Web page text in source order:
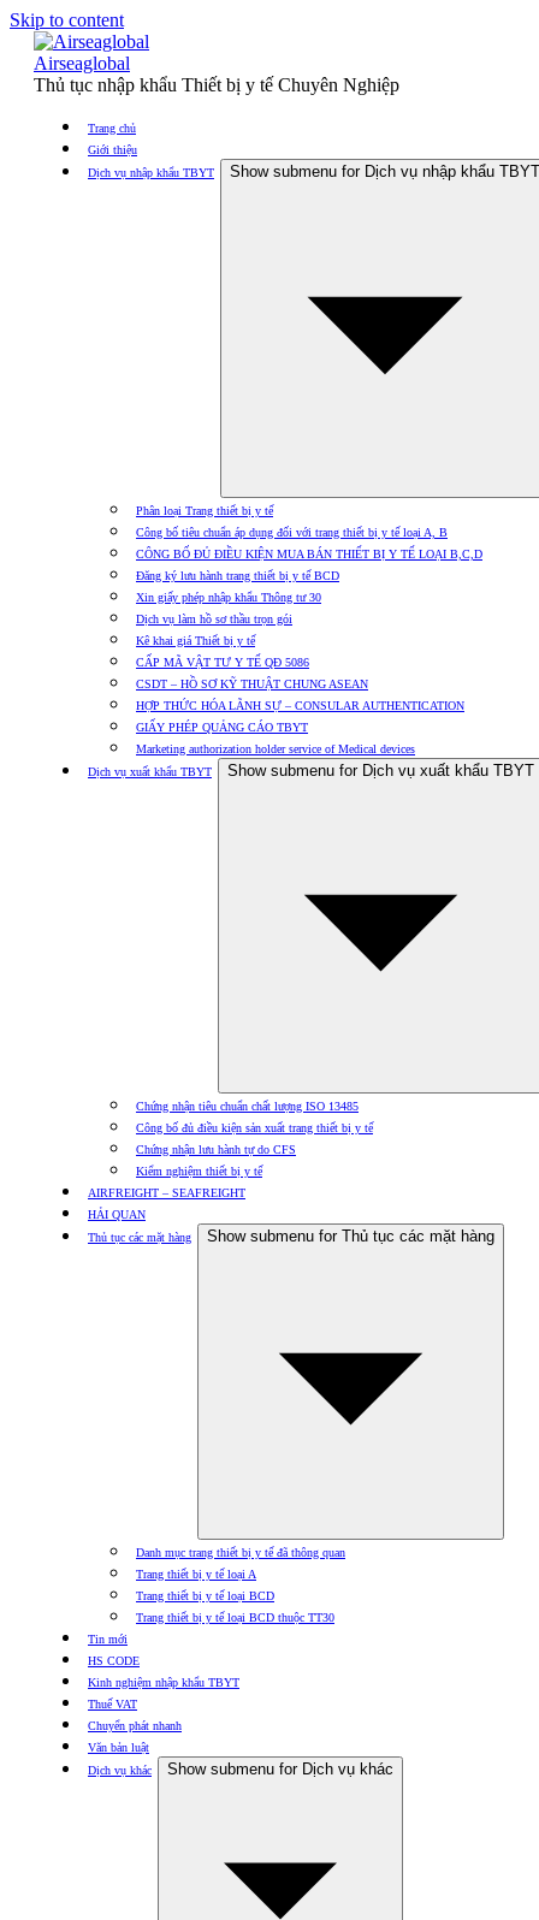
Skip to content
Airseaglobal
Thủ tục nhập khẩu Thiết bị y tế Chuyên Nghiệp
Trang chủ
Giới thiệu
Dịch vụ nhập khẩu TBYT
Show submenu for Dịch vụ nhập khẩu TBYT
Phân loại Trang thiết bị y tế
Công bố tiêu chuẩn áp dụng đối với trang thiết bị y tế loại A, B
CÔNG BỐ ĐỦ ĐIỀU KIỆN MUA BÁN THIẾT BỊ Y TẾ LOẠI B,C,D
Đăng ký lưu hành trang thiết bị y tế BCD
Xin giấy phép nhập khẩu Thông tư 30
Dịch vụ làm hồ sơ thầu trọn gói
Kê khai giá Thiết bị y tế
CẤP MÃ VẬT TƯ Y TẾ QĐ 5086
CSDT – HỒ SƠ KỸ THUẬT CHUNG ASEAN
HỢP THỨC HÓA LÃNH SỰ – CONSULAR AUTHENTICATION
GIẤY PHÉP QUẢNG CÁO TBYT
Marketing authorization holder service of Medical devices
Dịch vụ xuất khẩu TBYT
Show submenu for Dịch vụ xuất khẩu TBYT
Chứng nhận tiêu chuẩn chất lượng ISO 13485
Công bố đủ điều kiện sản xuất trang thiết bị y tế
Chứng nhận lưu hành tự do CFS
Kiểm nghiệm thiết bị y tế
AIRFREIGHT – SEAFREIGHT
HẢI QUAN
Thủ tục các mặt hàng
Show submenu for Thủ tục các mặt hàng
Danh mục trang thiết bị y tế đã thông quan
Trang thiết bị y tế loại A
Trang thiết bị y tế loại BCD
Trang thiết bị y tế loại BCD thuộc TT30
Tin mới
HS CODE
Kinh nghiệm nhập khẩu TBYT
Thuế VAT
Chuyển phát nhanh
Văn bản luật
Dịch vụ khác
Show submenu for Dịch vụ khác